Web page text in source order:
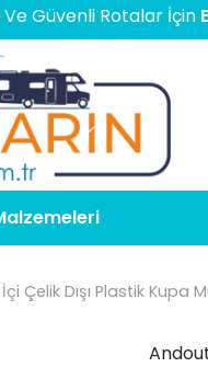
Rotalar İçinEn
Çelik Dışı Plastik Kupa